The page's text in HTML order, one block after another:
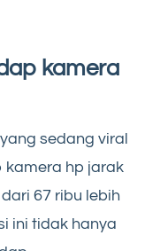
kamera
sedang viral
kamera hp jarak
67 ribu lebih
ini tidak hanya